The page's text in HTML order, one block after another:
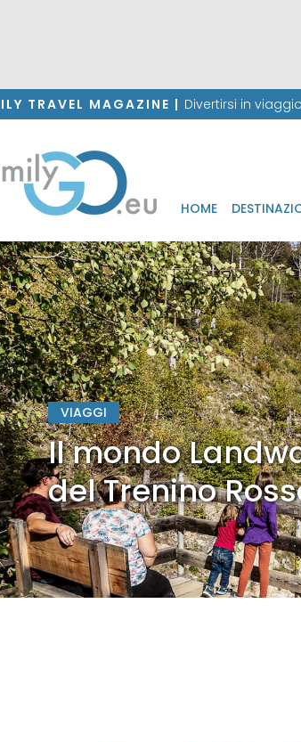
TRAVEL MAGAZINE | Divertirsi in
HOME
VIAGGI
Il mondo
del Trenino